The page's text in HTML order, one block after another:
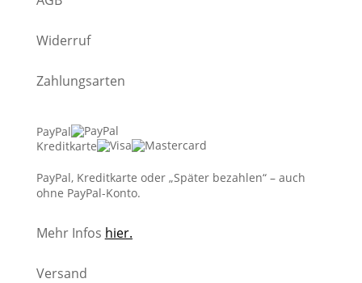
Widerruf
Zahlungsarten
PayPal
Kreditkarte
PayPal, Kreditkarte oder „Später bezahlen“ – auch
ohne PayPal-Konto.
Mehr Infos hier.
Versand